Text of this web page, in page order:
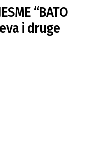
“BATO
i druge